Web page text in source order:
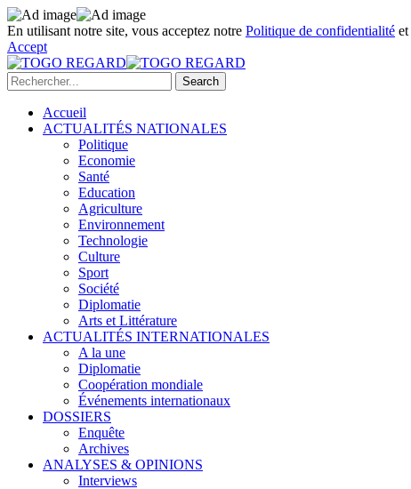
En utilisant notre site, vous acceptez notre Politique de confidentialité et
Accept
Accueil
ACTUALITÉS NATIONALES
Politique
Economie
Santé
Education
Agriculture
Environnement
Technologie
Culture
Sport
Société
Diplomatie
Arts et Littérature
ACTUALITÉS INTERNATIONALES
A la une
Diplomatie
Coopération mondiale
Événements internationaux
DOSSIERS
Enquête
Archives
ANALYSES & OPINIONS
Interviews